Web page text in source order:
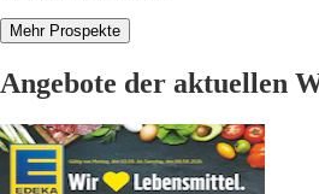
Mehr Prospekte
Angebote der aktuellen